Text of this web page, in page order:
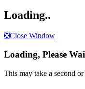
Loading..
❎Close Window
Loading, Please
This may take a second